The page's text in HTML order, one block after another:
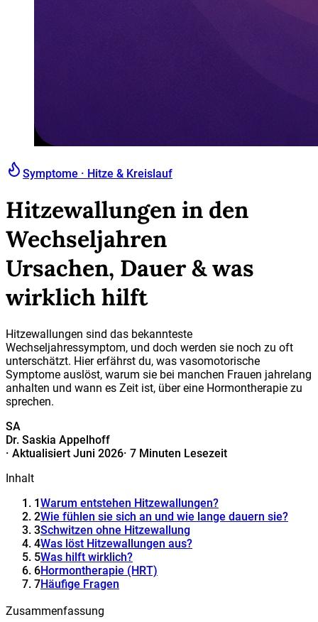
Symptome · Hitze & Kreislauf
Hitzewallungen in den
Wechseljahren
Ursachen, Dauer & was
wirklich hilft
Hitzewallungen sind das bekannteste
Wechseljahressymptom, und doch werden sie noch zu oft
unterschätzt. Hier erfährst du, was vasomotorische
Symptome auslöst, warum sie bei manchen Frauen jahrelang
anhalten und wann es Zeit ist, über eine Hormontherapie zu
sprechen.
SA
Dr. Saskia Appelhoff
· Aktualisiert Juni 2026· 7 Minuten Lesezeit
Inhalt
1Warum entstehen Hitzewallungen?
2Wie fühlen sie sich an und wie lange dauern sie?
3Schwitzen ohne Hitzewallung
4Was löst Hitzewallungen aus?
5Was hilft wirklich?
6Hormontherapie (HRT)
7Häufige Fragen
Zusammenfassung